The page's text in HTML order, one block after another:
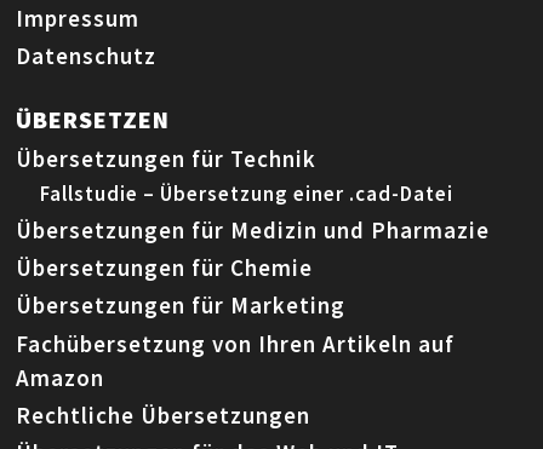
Impressum
Datenschutz
ÜBERSETZEN
Übersetzungen für Technik
Fallstudie – Übersetzung einer .cad-Datei
Übersetzungen für Medizin und Pharmazie
Übersetzungen für Chemie
Übersetzungen für Marketing
Fachübersetzung von Ihren Artikeln auf
Amazon
Rechtliche Übersetzungen